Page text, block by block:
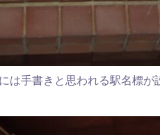
は手書きと思われる駅名標が